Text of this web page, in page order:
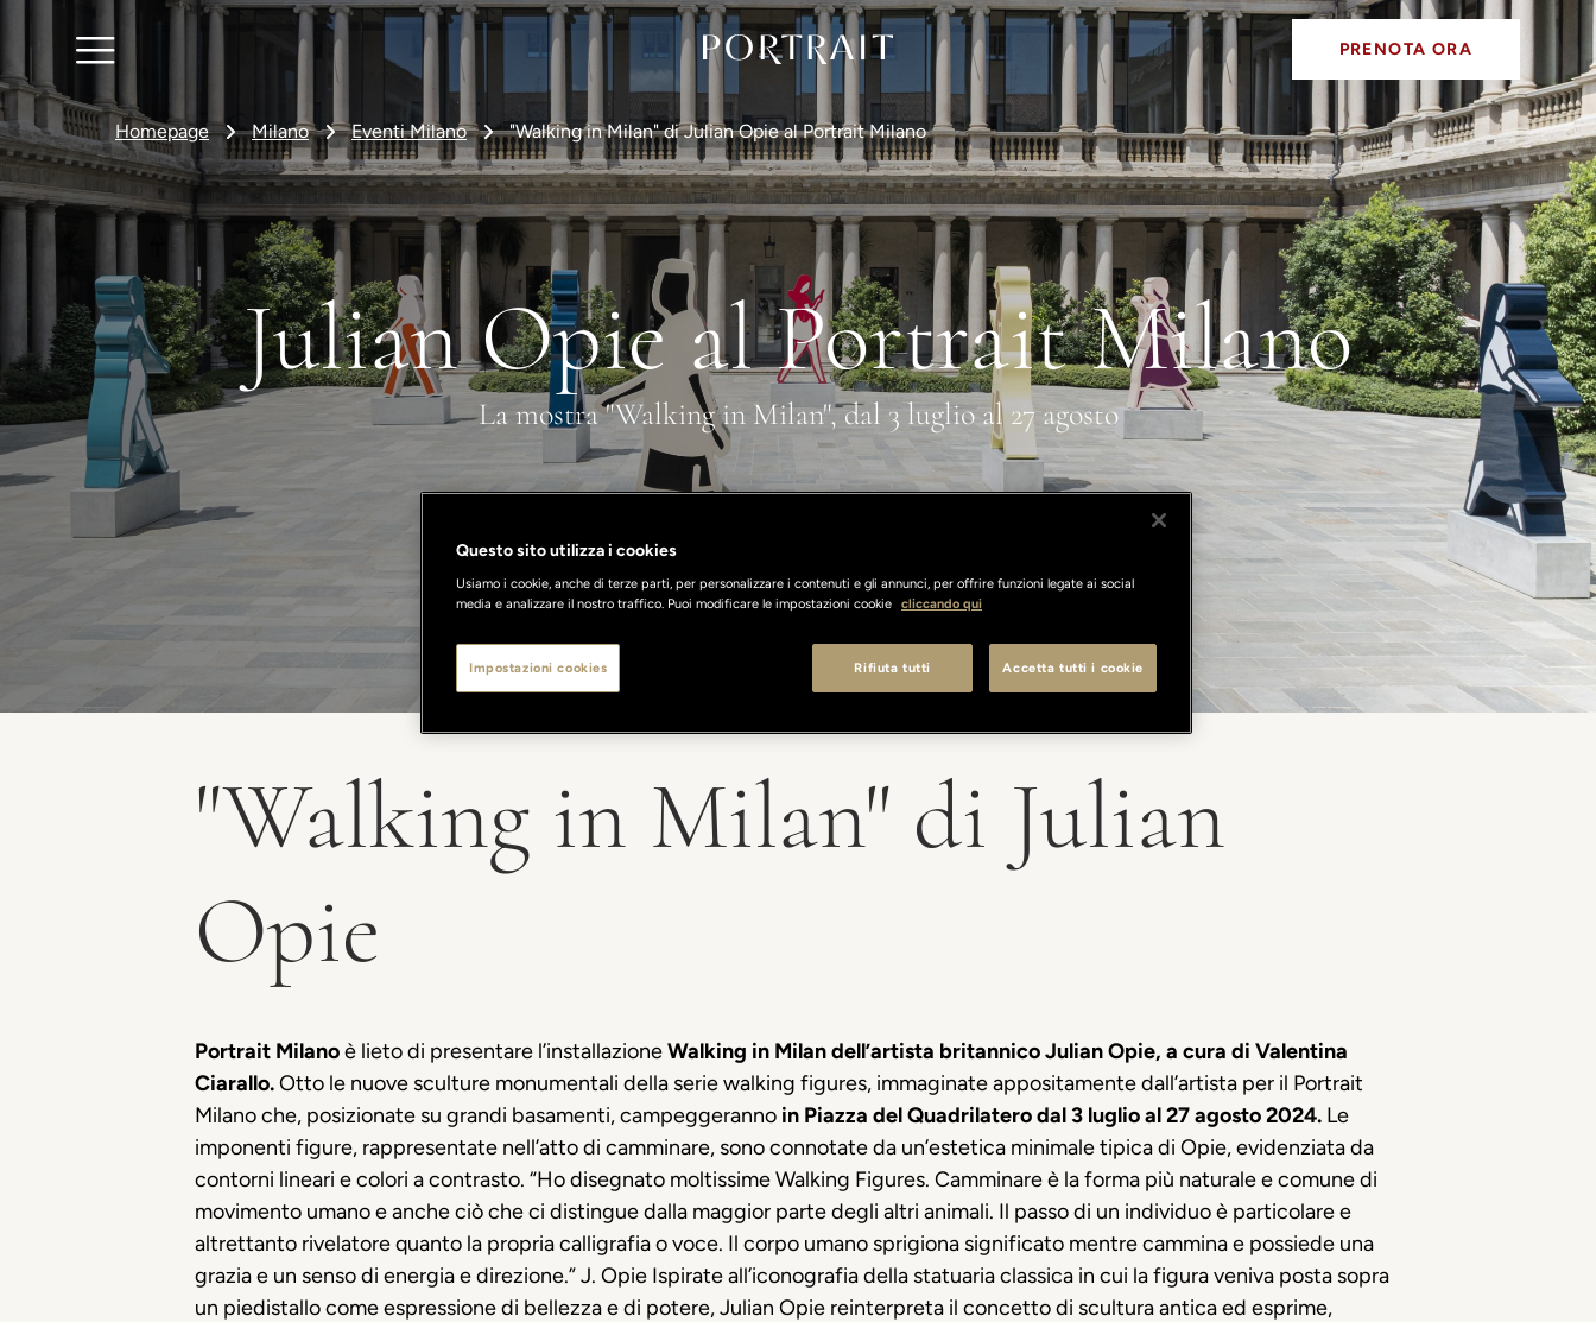
PRENOTA ORA
Homepage Milano Eventi Milano "Walking in Milan" di Julian Opie al Portrait Milano
Julian Opie al Portrait Milano
La mostra "Walking in Milan", dal 3 luglio al 27 agosto
"Walking in Milan" di Julian
Opie
Portrait Milanoè lieto di presentare l’installazioneWalking in Milan dell’artista britannico Julian Opie, a cura di Valentina
Ciarallo.Otto le nuove sculture monumentali della serie walking figures, immaginate appositamente dall’artista per il Portrait
Milano che, posizionate su grandi basamenti, campeggeranno in Piazza del Quadrilatero dal 3 luglio al 27 agosto 2024. Le
imponenti figure, rappresentate nell’atto di camminare, sono connotate da un’estetica minimale tipica di Opie, evidenziata da
contorni lineari e colori a contrasto. “Ho disegnato moltissime Walking Figures. Camminare è la forma più naturale e comune di
movimento umano e anche ciò che ci distingue dalla maggior parte degli altri animali. Il passo di un individuo è particolare e
altrettanto rivelatore quanto la propria calligrafia o voce. Il corpo umano sprigiona significato mentre cammina e possiede una
grazia e un senso di energia e direzione.” J. Opie Ispirate all’iconografia della statuaria classica in cui la figura veniva posta sopra
un piedistallo come espressione di bellezza e di potere, Julian Opie reinterpreta il concetto di scultura antica ed esprime,
Questo sito utilizza i cookies
Usiamo i cookie, anche di terze parti, per personalizzare i contenuti e gli annunci, per offrire funzioni legate ai social
media e analizzare il nostro traffico. Puoi modificare le impostazioni cookie cliccando qui
Rifiuta tutti Accetta tutti i cookie
Impostazioni cookies